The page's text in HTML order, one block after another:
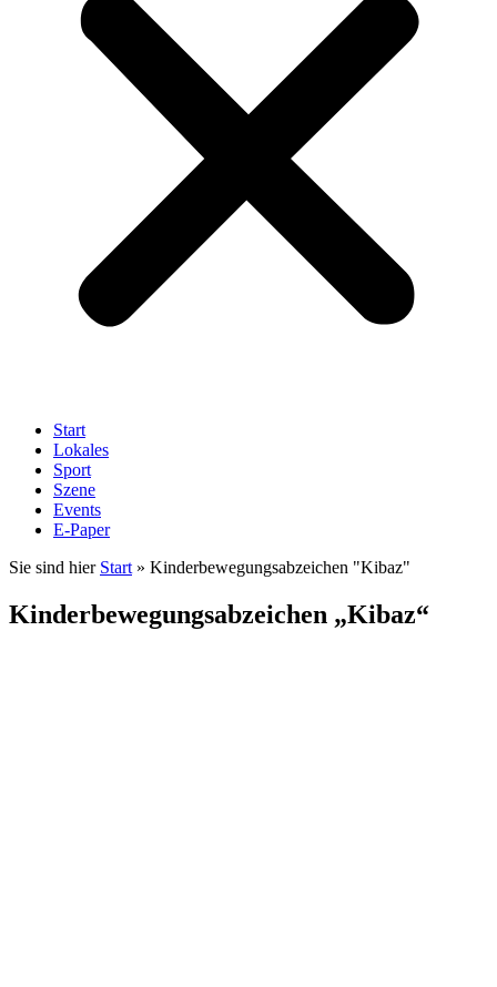
Start
Lokales
Sport
Szene
Events
E-Paper
Sie sind hier Start » Kinderbewegungsabzeichen "Kibaz"
Kinderbewegungsabzeichen „Kibaz“